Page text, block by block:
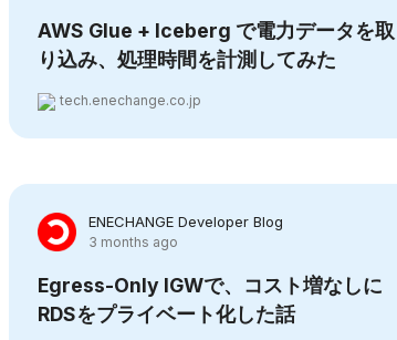
AWS Glue + Iceberg で電力データを取
り込み、処理時間を計測してみた
tech.enechange.co.jp
ENECHANGE Developer Blog
3 months ago
Egress-Only IGWで、コスト増なしに
RDSをプライベート化した話